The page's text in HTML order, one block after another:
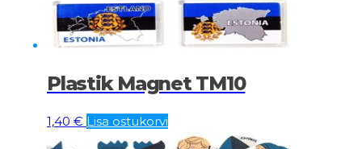
Plastik Magnet TM10
1,40 € Lisa ostukorvi